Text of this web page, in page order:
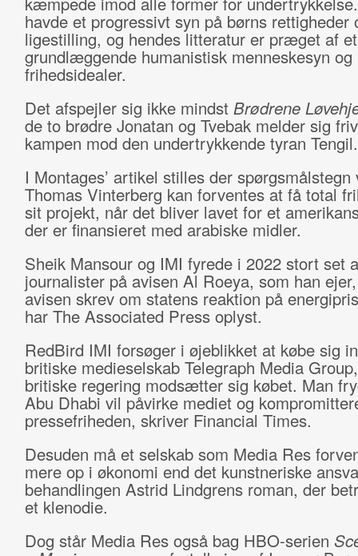
havde et progressivt syn på børns rettigheder
ligestilling, og hendes litteratur er præget af et
grundlæggende humanistisk menneskesyn og
frihedsidealer.
Det afspejler sig ikke mindst Brødrene
de to brødre Jonatan og Tvebak melder sig
kampen mod den undertrykkende tyran Tengil.
I Montages’ artikel stilles der spørgsmålstegn
Thomas Vinterberg kan forventes at få total
sit projekt, når det bliver lavet for et
der er finansieret med arabiske midler.
Sheik Mansour og IMI fyrede i 2022 stort set
journalister på avisen Al Roeya, som han
avisen skrev om statens reaktion på
har The Associated Press oplyst.
RedBird IMI forsøger i øjeblikket at købe sig
britiske medieselskab Telegraph Media
britiske regering modsætter sig købet. Man
Abu Dhabi vil påvirke mediet og
pressefriheden, skriver Financial Times.
Desuden må et selskab som Media Res
mere op i økonomi end det kunstneriske
behandlingen Astrid Lindgrens roman, der
et klenodie.
Dog står Media Res også bag HBO-serien